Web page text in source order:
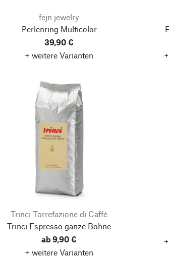
fejn jewelry
Perlenring Multicolor
39,90 €
+ weitere Varianten
Trinci Torrefazione di Caffè
Trinci Espresso ganze Bohne
ab 9,90 €
+ weitere Varianten